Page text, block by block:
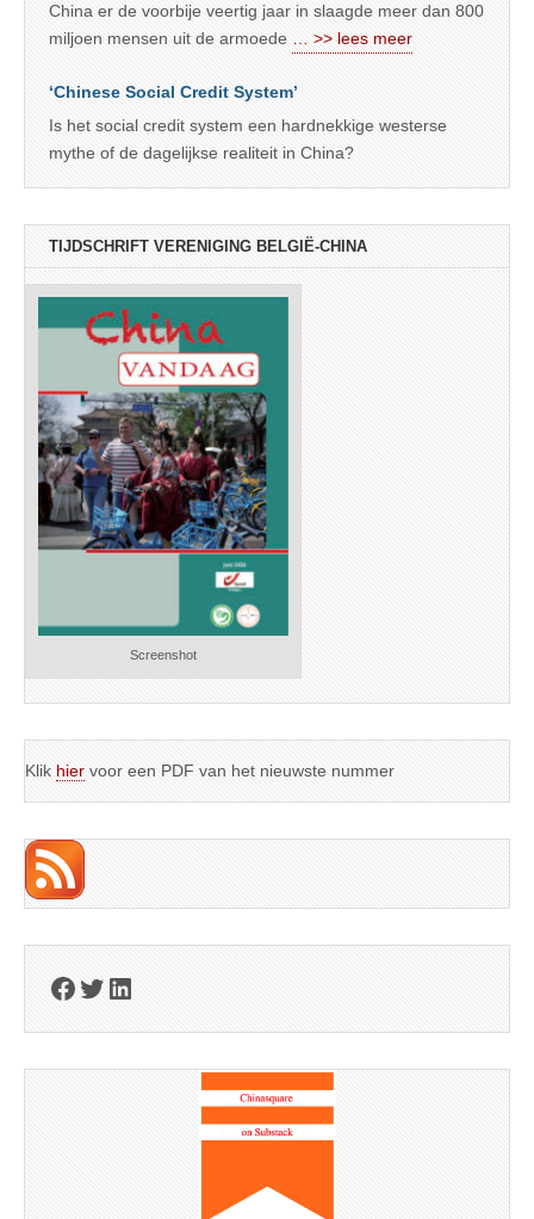
China er de voorbije veertig jaar in slaagde meer dan 800
miljoen mensen uit de armoede
… >> lees meer
‘Chinese Social Credit System’
Is het social credit system een hardnekkige westerse
mythe of de dagelijkse realiteit in China?
TIJDSCHRIFT VERENIGING BELGIË-CHINA
Screenshot
Klik hier voor een PDF van het nieuwste nummer
Facebook
Twitter
LinkedIn